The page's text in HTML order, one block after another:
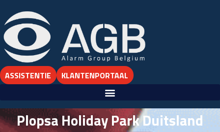
ASSISTENTIE KLANTENPORTAAL
Plopsa Holiday Park Duitsland